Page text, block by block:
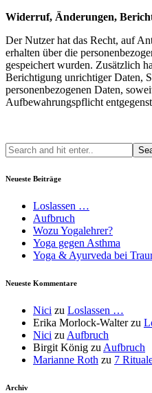
Widerruf, Änderungen,
Der Nutzer hat das Recht, auf
erhalten über die
gespeichert wurden. Zusätzlich
Berichtigung unrichtiger Daten,
personenbezogenen Daten,
Aufbewahrungspflicht
Neueste Beiträge
Loslassen …
Aufbruch
Wozu Yogalehrer?
Yoga gegen Asthma
Yoga & Ayurveda bei
Neueste Kommentare
Nici zu Loslassen …
Erika Morlock-Walterzu
Nici zu Aufbruch
Birgit König zu Aufbruch
Marianne Roth zu 7
Archiv